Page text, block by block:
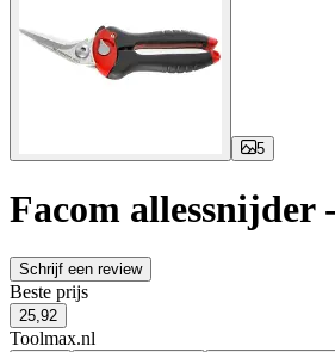
5
Facom allessnijder
Schrijf een review
Beste prijs
25,92
Toolmax.nl